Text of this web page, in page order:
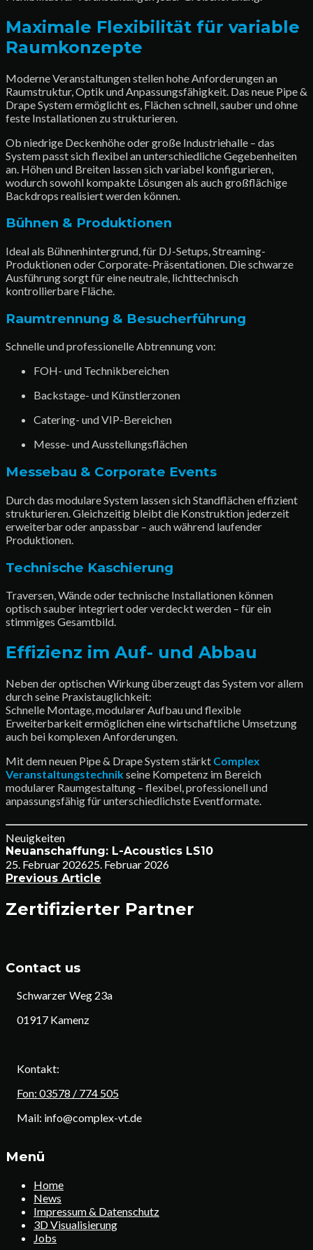
Maximale Flexibilität für variable
Raumkonzepte
Moderne Veranstaltungen stellen hohe Anforderungen an
Raumstruktur, Optik und Anpassungsfähigkeit. Das neue Pipe &
Drape System ermöglicht es, Flächen schnell, sauber und ohne
feste Installationen zu strukturieren.
Ob niedrige Deckenhöhe oder große Industriehalle – das
System passt sich flexibel an unterschiedliche Gegebenheiten
an. Höhen und Breiten lassen sich variabel konfigurieren,
wodurch sowohl kompakte Lösungen als auch großflächige
Backdrops realisiert werden können.
Bühnen & Produktionen
Ideal als Bühnenhintergrund, für DJ-Setups, Streaming-
Produktionen oder Corporate-Präsentationen. Die schwarze
Ausführung sorgt für eine neutrale, lichttechnisch
kontrollierbare Fläche.
Raumtrennung & Besucherführung
Schnelle und professionelle Abtrennung von:
FOH- und Technikbereichen
Backstage- und Künstlerzonen
Catering- und VIP-Bereichen
Messe- und Ausstellungsflächen
Messebau & Corporate Events
Durch das modulare System lassen sich Standflächen effizient
strukturieren. Gleichzeitig bleibt die Konstruktion jederzeit
erweiterbar oder anpassbar – auch während laufender
Produktionen.
Technische Kaschierung
Traversen, Wände oder technische Installationen können
optisch sauber integriert oder verdeckt werden – für ein
stimmiges Gesamtbild.
Effizienz im Auf- und Abbau
Neben der optischen Wirkung überzeugt das System vor allem
durch seine Praxistauglichkeit:
Schnelle Montage, modularer Aufbau und flexible
Erweiterbarkeit ermöglichen eine wirtschaftliche Umsetzung
auch bei komplexen Anforderungen.
Mit dem neuen Pipe & Drape System stärkt Complex
Veranstaltungstechnikseine Kompetenz im Bereich
modularer Raumgestaltung – flexibel, professionell und
anpassungsfähig für unterschiedlichste Eventformate.
Neuigkeiten
Neuanschaffung: L-Acoustics LS10
25. Februar 202625. Februar 2026
Previous Article
Zertifizierter Partner
Contact us
Schwarzer Weg 23a
01917 Kamenz
Kontakt:
Fon: 03578 / 774 505
Mail: info@complex-vt.de
Menü
Home
News
Impressum & Datenschutz
3D Visualisierung
Jobs